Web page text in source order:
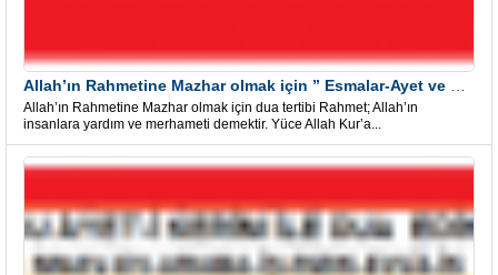
Allah’ın Rahmetine Mazhar olmak için dua tertibi Rahmet; Allah’ın
insanlara yardım ve merhameti demektir. Yüce Allah Kur’a...